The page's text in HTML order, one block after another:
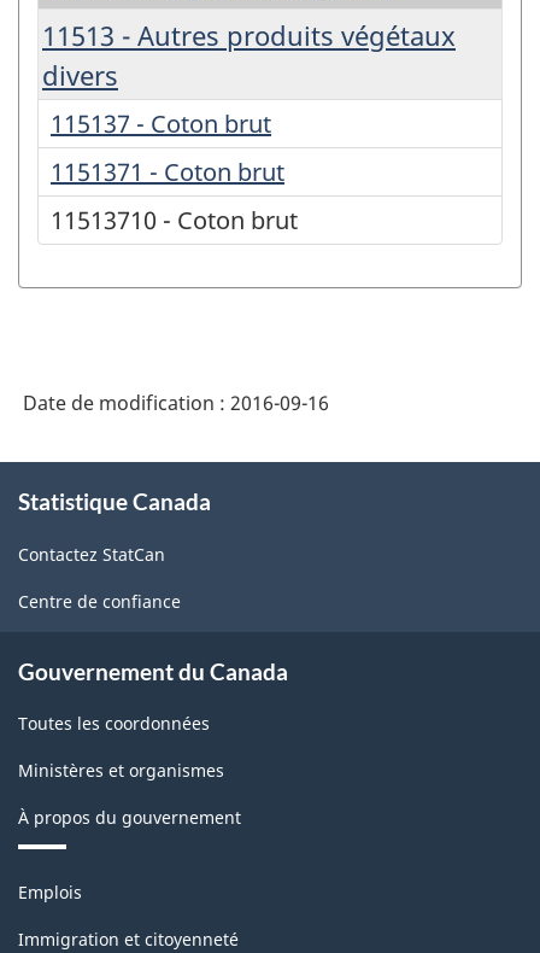
11513 - Autres produits végétaux
divers
115137 - Coton brut
1151371 - Coton brut
11513710 - Coton brut
Date de modification : 2016-09-16
propos
ce
site
Statistique Canada
Contactez StatCan
Centre de confiance
Gouvernement du Canada
Toutes les coordonnées
Ministères et organismes
À propos du gouvernement
Thèmes
sujets
Emplois
Immigration et citoyenneté